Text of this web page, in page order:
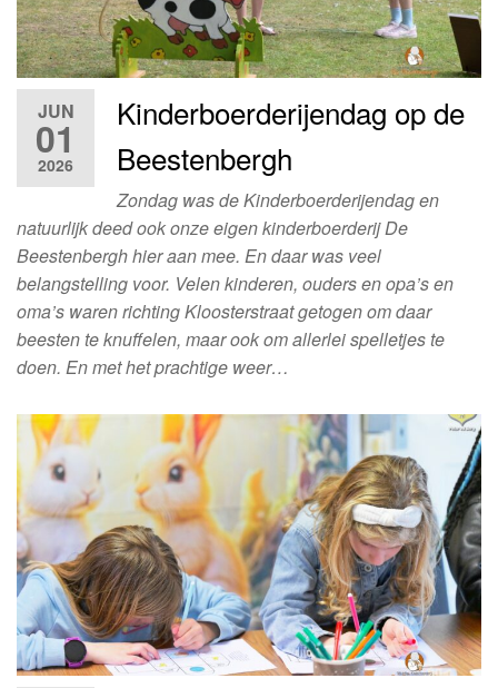
JUN
01
2026
Kinderboerderijendag op de
Beestenbergh
Zondag was de Kinderboerderijendag en
natuurlijk deed ook onze eigen kinderboerderij De
Beestenbergh hier aan mee. En daar was veel
belangstelling voor. Velen kinderen, ouders en opa’s en
oma’s waren richting Kloosterstraat getogen om daar
beesten te knuffelen, maar ook om allerlei spelletjes te
doen. En met het prachtige weer…